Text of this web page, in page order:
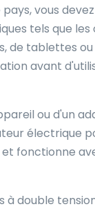
vous
tels que les
de tablettes
avant
ou d'un
électrique
fonctionne
double